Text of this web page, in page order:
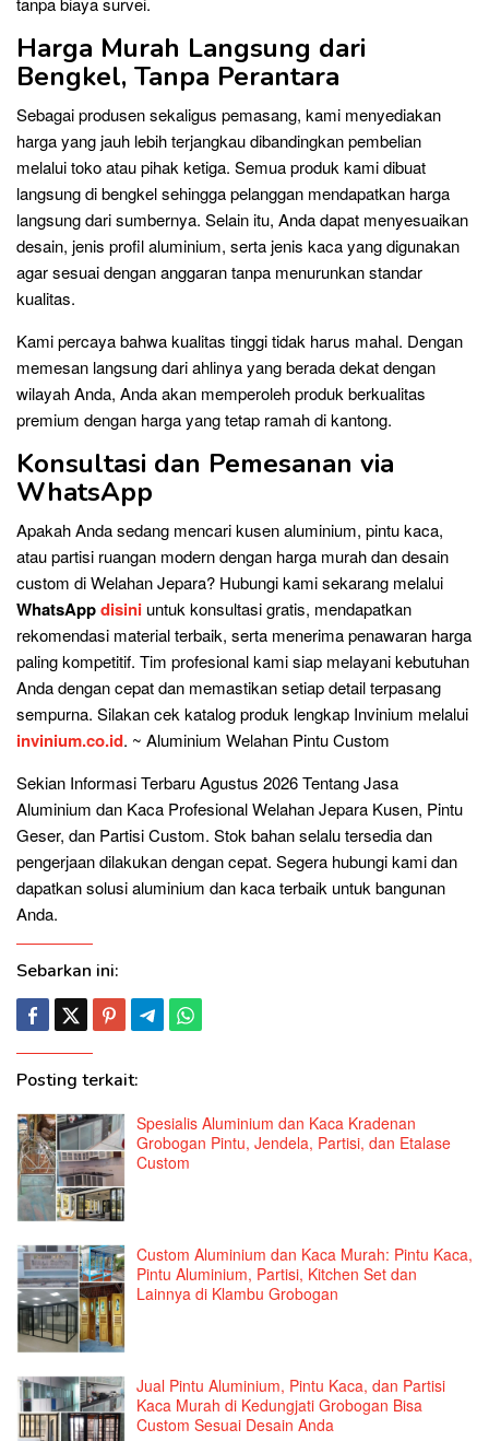
Harga Murah Langsung dari
Bengkel, Tanpa Perantara
Sebagai produsen sekaligus pemasang, kami menyediakan
harga yang jauh lebih terjangkau dibandingkan pembelian
melalui toko atau pihak ketiga. Semua produk kami dibuat
langsung di bengkel sehingga pelanggan mendapatkan harga
langsung dari sumbernya. Selain itu, Anda dapat menyesuaikan
desain, jenis profil aluminium, serta jenis kaca yang digunakan
agar sesuai dengan anggaran tanpa menurunkan standar
kualitas.
Kami percaya bahwa kualitas tinggi tidak harus mahal. Dengan
memesan langsung dari ahlinya yang berada dekat dengan
wilayah Anda, Anda akan memperoleh produk berkualitas
premium dengan harga yang tetap ramah di kantong.
Konsultasi dan Pemesanan via
WhatsApp
Apakah Anda sedang mencari kusen aluminium, pintu kaca,
atau partisi ruangan modern dengan harga murah dan desain
custom di Welahan Jepara? Hubungi kami sekarang melalui
WhatsAppdisini untuk konsultasi gratis, mendapatkan
rekomendasi material terbaik, serta menerima penawaran harga
paling kompetitif. Tim profesional kami siap melayani kebutuhan
Anda dengan cepat dan memastikan setiap detail terpasang
sempurna. Silakan cek katalog produk lengkap Invinium melalui
invinium.co.id. ~ Aluminium Welahan Pintu Custom
Sekian Informasi Terbaru Agustus 2026 Tentang Jasa
Aluminium dan Kaca Profesional Welahan Jepara Kusen, Pintu
Geser, dan Partisi Custom. Stok bahan selalu tersedia dan
pengerjaan dilakukan dengan cepat. Segera hubungi kami dan
dapatkan solusi aluminium dan kaca terbaik untuk bangunan
Anda.
Sebarkan ini:
Posting terkait:
Spesialis Aluminium dan Kaca Kradenan
Grobogan Pintu, Jendela, Partisi, dan Etalase
Custom
Custom Aluminium dan Kaca Murah: Pintu Kaca,
Pintu Aluminium, Partisi, Kitchen Set dan
Lainnya di Klambu Grobogan
Jual Pintu Aluminium, Pintu Kaca, dan Partisi
Kaca Murah di Kedungjati Grobogan Bisa
Custom Sesuai Desain Anda